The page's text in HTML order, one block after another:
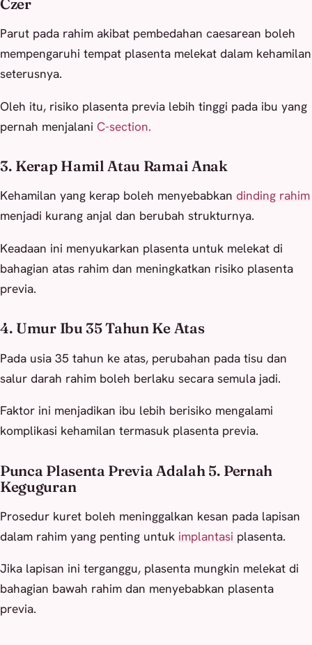
Czer
Parut pada rahim akibat pembedahan caesarean boleh
mempengaruhi tempat plasenta melekat dalam kehamilan
seterusnya.
Oleh itu, risiko plasenta previa lebih tinggi pada ibu yang
pernah menjalani C-section.
3. Kerap Hamil Atau Ramai Anak
Kehamilan yang kerap boleh menyebabkan dinding rahim
menjadi kurang anjal dan berubah strukturnya.
Keadaan ini menyukarkan plasenta untuk melekat di
bahagian atas rahim dan meningkatkan risiko plasenta
previa.
4. Umur Ibu 35 Tahun Ke Atas
Pada usia 35 tahun ke atas, perubahan pada tisu dan
salur darah rahim boleh berlaku secara semula jadi.
Faktor ini menjadikan ibu lebih berisiko mengalami
komplikasi kehamilan termasuk plasenta previa.
Punca Plasenta Previa Adalah 5. Pernah
Keguguran
Prosedur kuret boleh meninggalkan kesan pada lapisan
dalam rahim yang penting untuk implantasi plasenta.
Jika lapisan ini terganggu, plasenta mungkin melekat di
bahagian bawah rahim dan menyebabkan plasenta
previa.